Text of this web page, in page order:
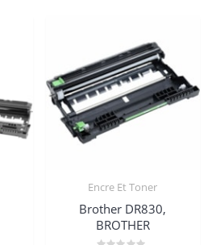
Encre Et Toner
Brother DR830,
BROTHER